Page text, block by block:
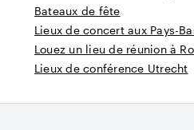
Bateaux de fête
Lieux de concert aux Pays-
Louez un lieu de réunion à
Lieux de conférence Utrecht